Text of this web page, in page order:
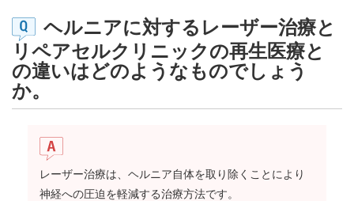
ヘルニアに対するレーザー治療と
リペアセルクリニックの再生医療と
の違いはどのようなものでしょう
か。
レーザー治療は、ヘルニア自体を取り除くことにより
神経への圧迫を軽減する治療方法です。